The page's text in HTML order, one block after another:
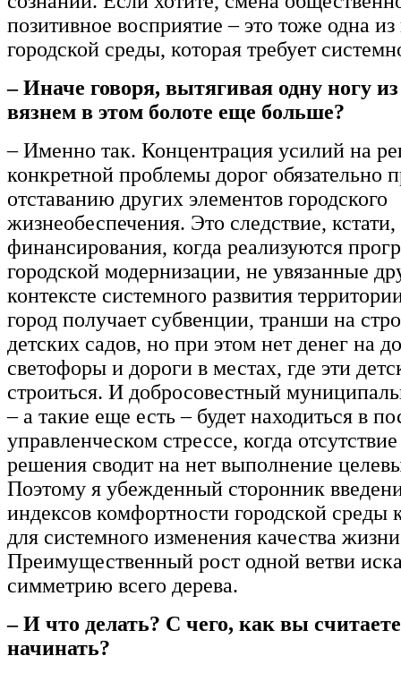
позитивное восприятие – это тоже одна
городской среды, которая требует
– Иначе говоря, вытягивая одну ногу
вязнем в этом болоте еще больше?
– Именно так. Концентрация усилий на
конкретной проблемы дорог обязательно
отставанию других элементов городского
жизнеобеспечения. Это следствие,
финансирования, когда реализуются
городской модернизации, не увязанные
контексте системного развития
город получает субвенции, транши на
детских садов, но при этом нет денег на
светофоры и дороги в местах, где эти
строиться. И добросовестный
– а такие еще есть – будет находиться в
управленческом стрессе, когда
решения сводит на нет выполнение
Поэтому я убежденный сторонник
индексов комфортности городской среды
для системного изменения качества
Преимущественный рост одной ветви
симметрию всего дерева.
– И что делать? С чего, как вы
начинать?